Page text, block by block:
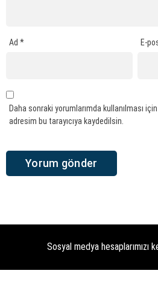
Ad * E-
Daha sonraki yorumlarımda kullanılması
adresim bu tarayıcıya kaydedilsin.
Sosyal medya hesaplarımızı